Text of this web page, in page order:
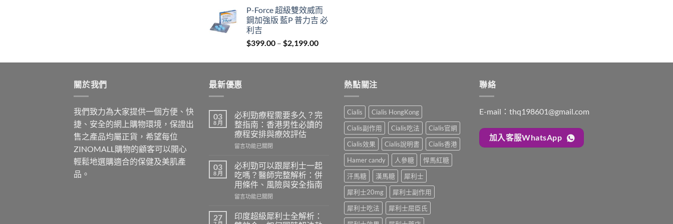
$1,899.00
through
P-Force 超級雙效威而
鋼加強版 藍P 普力吉 必
利吉
$399.00 – $2,199.00Price
$399.00
$2,199.00
關於我們
我們致力為大家提供一個方便、快
捷、安全的網上購物環境，保證出
售之產品均屬正貨，希望每位
ZINOMALL購物的顧客可以開心
輕鬆地選購適合的保健及美肌產
品。
最新優惠
03
8 月
必利勁療程需要多久？完
整指南：香港男性必讀的
療程安排與療效評估
在
利
勁
療
程
需
多
久？
留言功能已關閉
03
8 月
必利勁可以跟犀利士一起
吃嗎？醫師完整解析：併
用條件、風險與安全指南
在
利
勁
留言功能已關閉
27
印度超級犀利士全解析：
熱點關注
Cialis
Cialis HongKong
Cialis副作用
Cialis吃法
Cialis官網
Cialis效果
Cialis說明書
Cialis香港
Hamer candy
人參糖
悍馬紅糖
汗馬糖
漢馬糖
犀利士
犀利士20mg
犀利士副作用
犀利士吃法
犀利士屈臣氏
聯絡
E-mail： thq198601@gmail.com
加入客服WhatsApp